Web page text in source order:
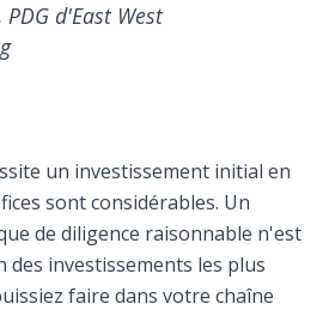
d'East West
un investissement initial en
sont considérables. Un
de diligence raisonnable n'est
des investissements les plus
faire dans votre chaîne